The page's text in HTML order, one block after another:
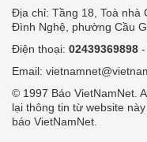
Địa chỉ: Tầng 18, Toà nhà
Đình Nghệ, phường Cầu
Điện thoại: 02439369898 -
Email:
© 1997 Báo VietNamNet.
lại thông tin từ website
báo VietNamNet.